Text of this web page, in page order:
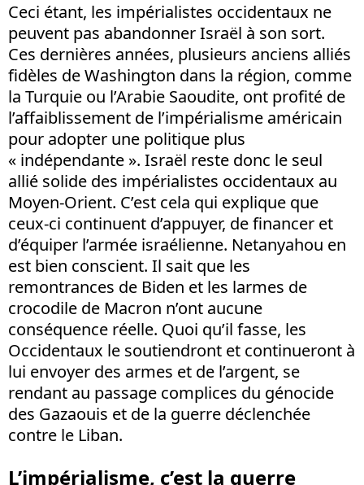
Ceci étant, les impérialistes occidentaux ne
peuvent pas abandonner Israël à son sort.
Ces dernières années, plusieurs anciens alliés
fidèles de Washington dans la région, comme
la Turquie ou l’Arabie Saoudite, ont profité de
l’affaiblissement de l’impérialisme américain
pour adopter une politique plus
« indépendante ». Israël reste donc le seul
allié solide des impérialistes occidentaux au
Moyen-Orient. C’est cela qui explique que
ceux-ci continuent d’appuyer, de financer et
d’équiper l’armée israélienne. Netanyahou en
est bien conscient. Il sait que les
remontrances de Biden et les larmes de
crocodile de Macron n’ont aucune
conséquence réelle. Quoi qu’il fasse, les
Occidentaux le soutiendront et continueront à
lui envoyer des armes et de l’argent, se
rendant au passage complices du génocide
des Gazaouis et de la guerre déclenchée
contre le Liban.
L’impérialisme, c’est la guerre